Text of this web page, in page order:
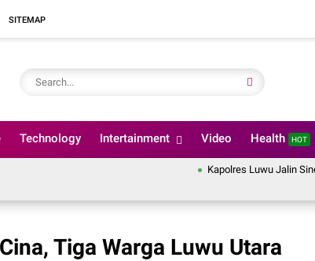
SITEMAP
Technology Intertainment Video Health HOT
Kapolres Luwu Jalin Sinergi
Tiga Warga Luwu Utara